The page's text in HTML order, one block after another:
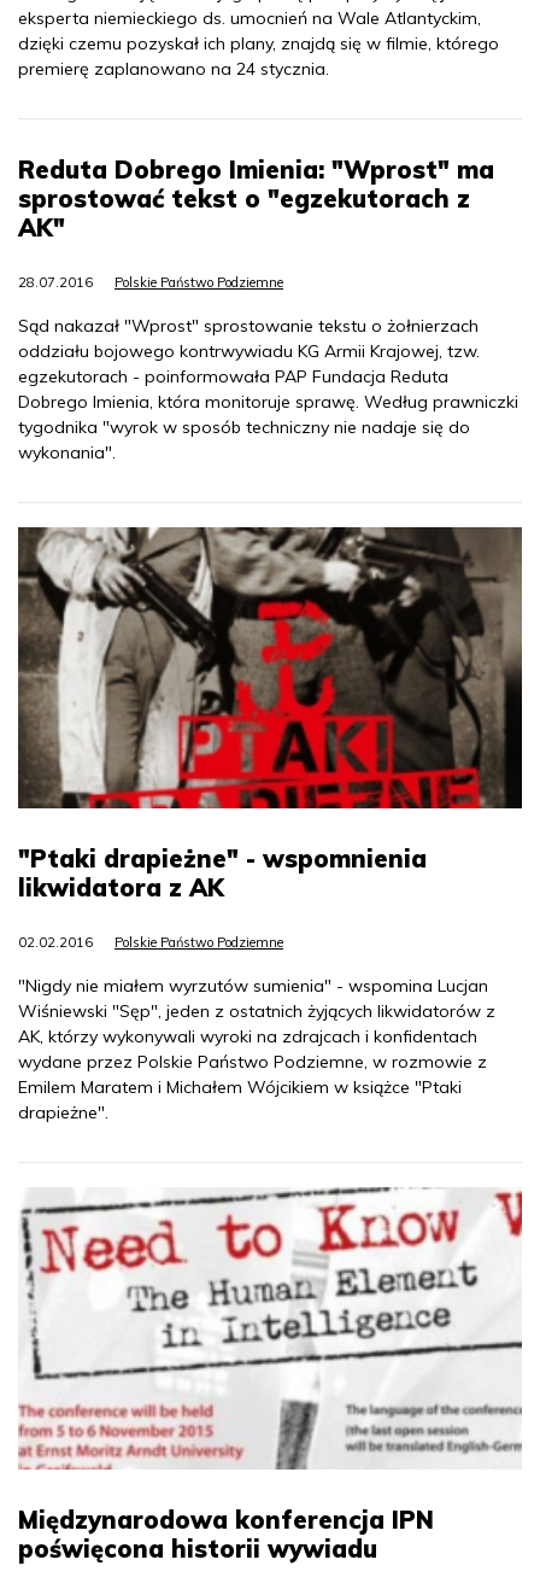
eksperta niemieckiego ds. umocnień na Wale Atlantyckim,
dzięki czemu pozyskał ich plany, znajdą się w filmie, którego
premierę zaplanowano na 24 stycznia.
Reduta Dobrego Imienia: "Wprost" ma
sprostować tekst o "egzekutorach z
AK"
28.07.2016 Polskie Państwo Podziemne
Sąd nakazał "Wprost" sprostowanie tekstu o żołnierzach
oddziału bojowego kontrwywiadu KG Armii Krajowej, tzw.
egzekutorach - poinformowała PAP Fundacja Reduta
Dobrego Imienia, która monitoruje sprawę. Według prawniczki
tygodnika "wyrok w sposób techniczny nie nadaje się do
wykonania".
"Ptaki drapieżne" - wspomnienia
likwidatora z AK
02.02.2016 Polskie Państwo Podziemne
"Nigdy nie miałem wyrzutów sumienia" - wspomina Lucjan
Wiśniewski "Sęp", jeden z ostatnich żyjących likwidatorów z
AK, którzy wykonywali wyroki na zdrajcach i konfidentach
wydane przez Polskie Państwo Podziemne, w rozmowie z
Emilem Maratem i Michałem Wójcikiem w książce "Ptaki
drapieżne".
Międzynarodowa konferencja IPN
poświęcona historii wywiadu